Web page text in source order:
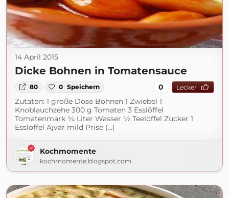
14 April 2015
Dicke Bohnen in Tomatensauce
80 0 Speichern 0 Lecker
Zutaten: 1 große Dose Bohnen 1 Zwiebel 1
Knoblauchzehe 300 g Tomaten 3 Esslöffel
Tomatenmark ¼ Liter Wasser ½ Teelöffel Zucker 1
Esslöffel Ajvar mild Prise (...)
Kochmomente
kochmomente.blogspot.com